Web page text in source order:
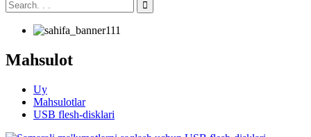
Mahsulot
Uy
Mahsulotlar
USB flesh-disklari